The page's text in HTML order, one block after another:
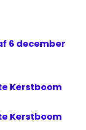
6 december
Kerstboom
Kerstboom